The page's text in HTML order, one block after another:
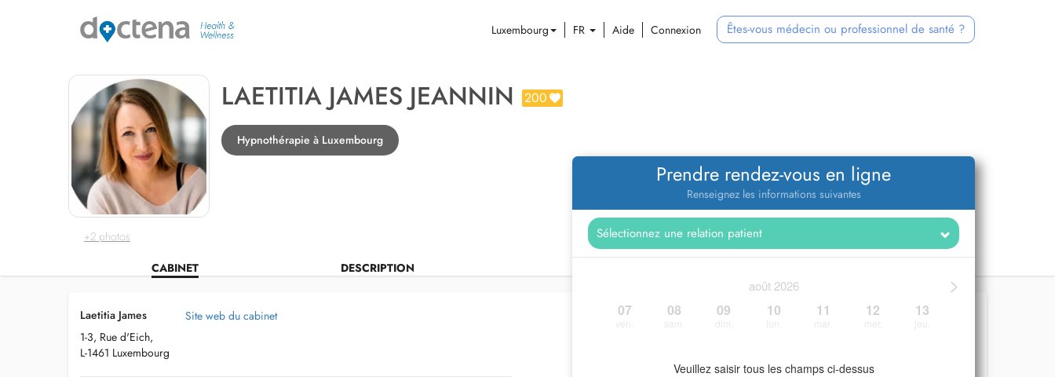
Luxembourg FR Aide Connexion Êtes-vous médecin ou professionnel de santé ?
+2 photos
LAETITIA JAMES JEANNIN 200
Hypnothérapie à Luxembourg
CABINET DESCRIPTION
Prendre rendez-vous en ligne
Renseignez les informations suivantes
>
août 2026
07 08 09 10 11 12 13
Veuillez saisir tous les champs ci-dessus
Laetitia James
1-3, Rue d'Eich,
L-1461 Luxembourg
Site web du cabinet